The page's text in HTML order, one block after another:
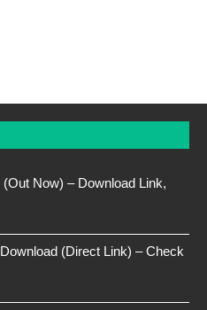
Now) – Download Link,
(Direct Link) – Check